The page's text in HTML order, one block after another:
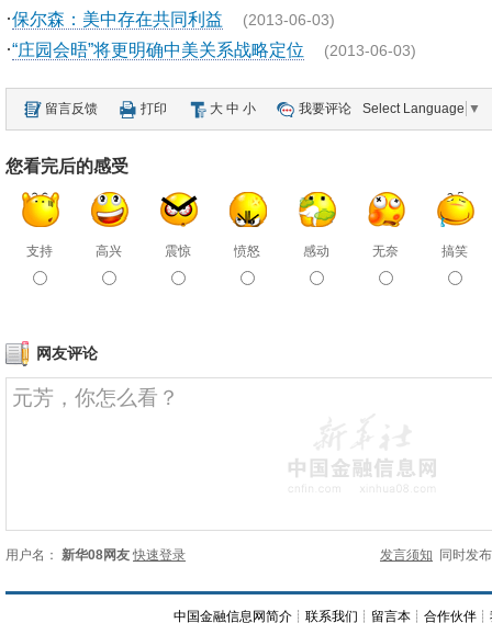
·保尔森：美中存在共同利益 (2013-06-03)
·“庄园会晤”将更明确中美关系战略定位 (2013-06-03)
留言反馈 打印 大 中 小 我要评论 Select Language ▼
您看完后的感受
支持 高兴 震惊 愤怒 感动 无奈 搞笑
网友评论
用户名： 新华08网友 快速登录 发言须知 同时发
中国金融信息网简介 ┊联系我们 ┊ 留言本 ┊合作伙伴 ┊